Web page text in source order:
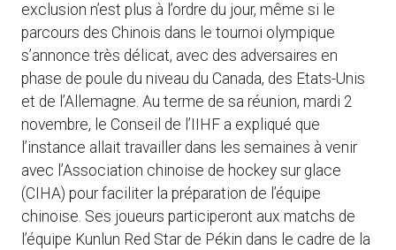
exclusion n’est plus à l’ordre du jour, même si le
parcours des Chinois dans le tournoi olympique
s’annonce très délicat, avec des adversaires en
phase de poule du niveau du Canada, des Etats-Unis
et de l’Allemagne. Au terme de sa réunion, mardi 2
novembre, le Conseil de l’IIHF a expliqué que
l’instance allait travailler dans les semaines à venir
avec l’Association chinoise de hockey sur glace
(CIHA) pour faciliter la préparation de l’équipe
chinoise. Ses joueurs participeront aux matchs de
l’équipe Kunlun Red Star de Pékin dans le cadre de la